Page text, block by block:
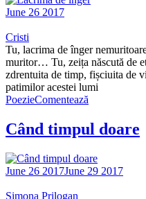
June 26 2017
Cristi
Tu, lacrima de înger
muritor… Tu, zeița născută de
zdrentuita de timp, fișciuita de
patimilor acestei lumi
PoezieComentează
Când timpul doare
June 26 2017June 29 2017
Simona Prilogan